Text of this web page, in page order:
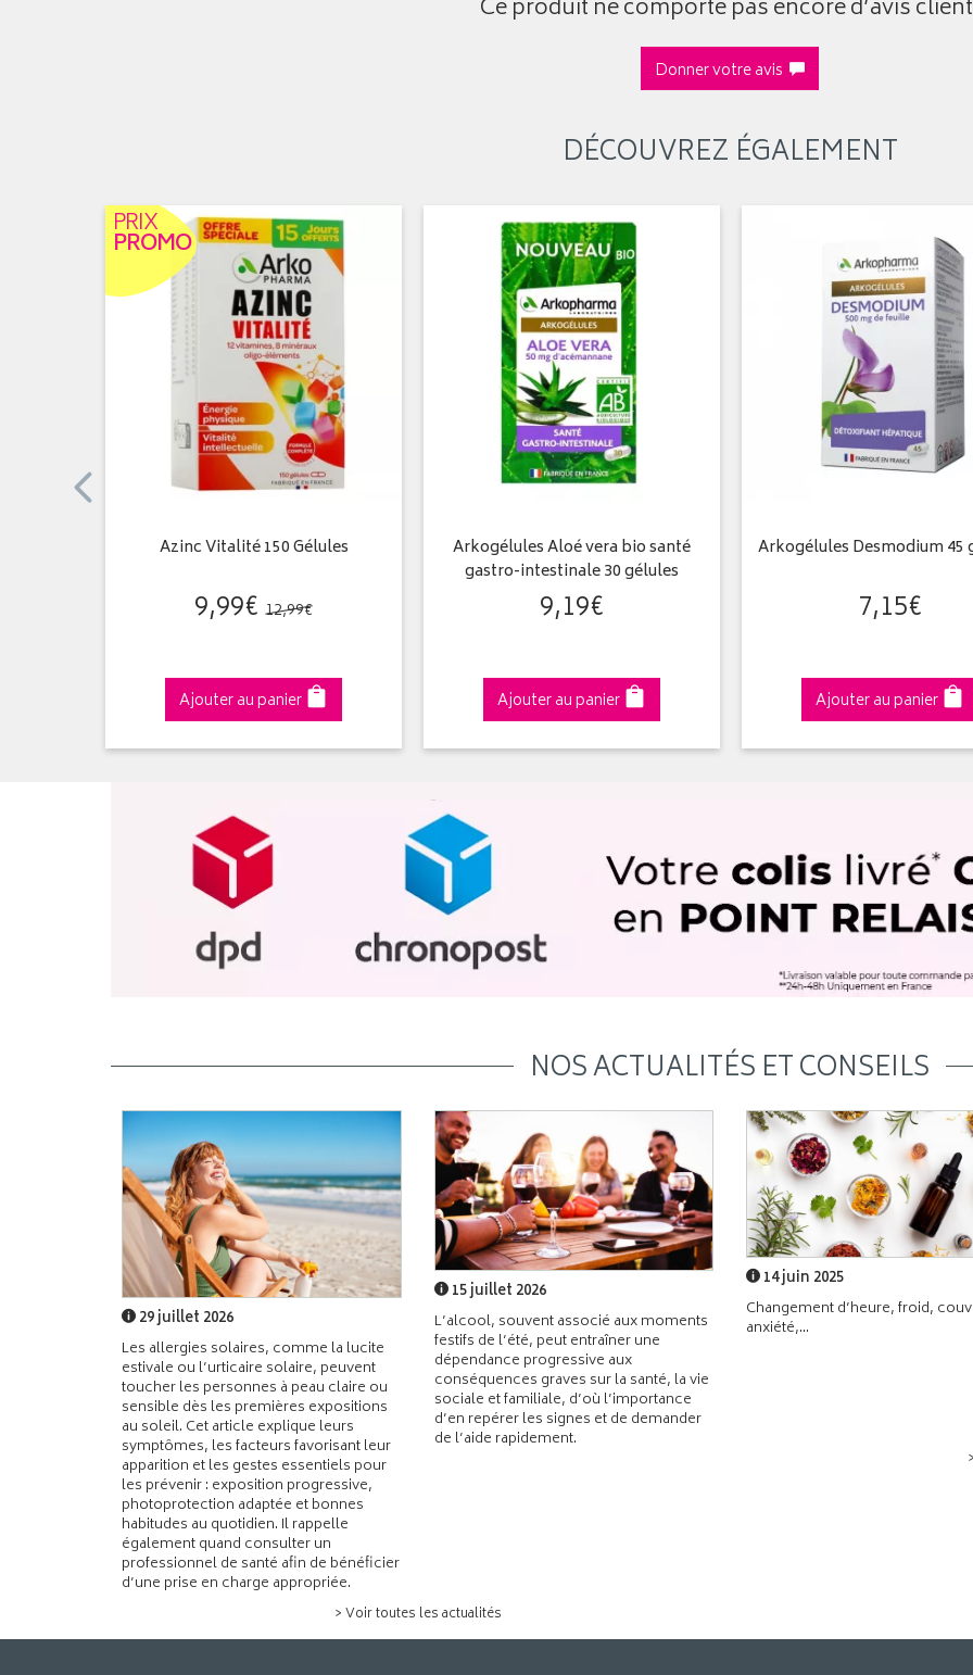
Ce produit ne comporte pas encore d’avis
Donner votre avis
DÉCOUVREZ ÉGALEMENT
PRIX
PROMO
Azinc Vitalité 150 Gélules
9,99€ 12,99€
Ajouter au panier
Arkogélules Aloé vera bio santé
gastro-intestinale 30 gélules
9,19€
Ajouter au panier
Arkogélules Desmodium 45
7,15€
Ajouter au panier
NOS ACTUALITÉS ET CONSEILS
29 juillet 2026
Les allergies solaires, comme la lucite
estivale ou l’urticaire solaire, peuvent
toucher les personnes à peau claire ou
sensible dès les premières expositions
au soleil. Cet article explique leurs
symptômes, les facteurs favorisant leur
apparition et les gestes essentiels pour
les prévenir : exposition progressive,
photoprotection adaptée et bonnes
habitudes au quotidien. Il rappelle
également quand consulter un
professionnel de santé afin de bénéficier
d’une prise en charge appropriée.
15 juillet 2026
L’alcool, souvent associé aux moments
festifs de l’été, peut entraîner une
dépendance progressive aux
conséquences graves sur la santé, la vie
sociale et familiale, d’où l’importance
d’en repérer les signes et de demander
de l’aide rapidement.
> Voir toutes les actualités
14 juin 2025
Changement d’heure, froid,
anxiété,...